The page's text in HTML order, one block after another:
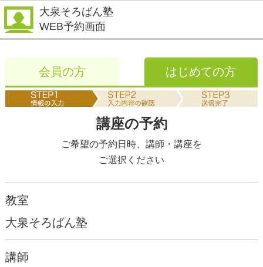
大泉そろばん塾
WEB予約画面
会員の方 はじめての方
講座の予約
ご希望の予約日時、講師・講座を
ご選択ください
教室
大泉そろばん塾
講師